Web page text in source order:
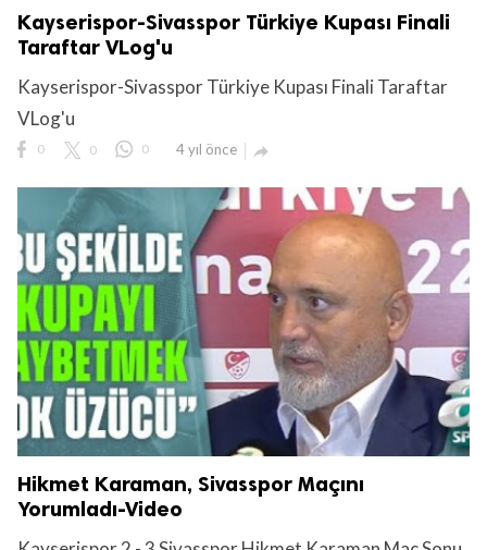
Kayserispor-Sivasspor Türkiye Kupası Finali
Taraftar VLog'u
Kayserispor-Sivasspor Türkiye Kupası Finali Taraftar
VLog'u
0 0 0 4 yıl önce 
Hikmet Karaman, Sivasspor Maçını
Yorumladı-Video